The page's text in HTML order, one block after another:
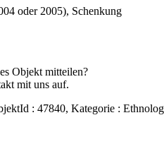
oder 2005), Schenkung
Objekt mitteilen?
mit uns auf.
: 47840, Kategorie :